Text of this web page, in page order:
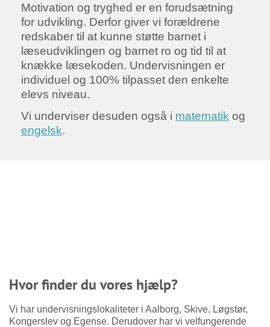
Motivation og tryghed er en forudsætning
for udvikling. Derfor giver vi forældrene
redskaber til at kunne støtte barnet i
læseudviklingen og barnet ro og tid til at
knække læsekoden. Undervisningen er
individuel og 100% tilpasset den enkelte
elevs niveau.
Vi underviser desuden også i matematik og
engelsk.
Hvor finder du vores hjælp?
Vi har undervisningslokaliteter i Aalborg, Skive, Løgstør,
Kongerslev og Egense. Derudover har vi velfungerende